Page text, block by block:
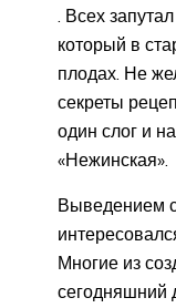
. Всех
который в
плодах. Не
секреты
один слог и
«Нежинская».
Выведением
Многие из
сегодняшний